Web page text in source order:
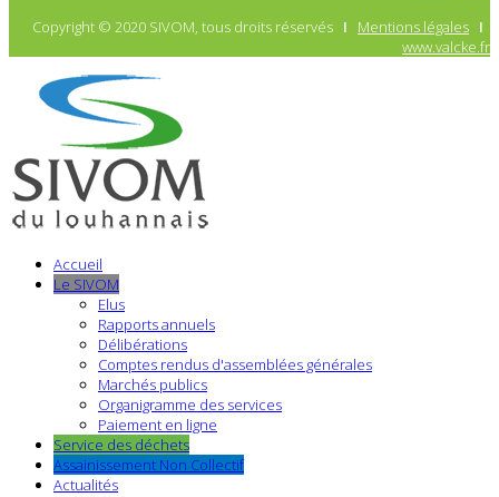
Copyright © 2020 SIVOM, tous droits réservés I Mentions légales I
www.valcke.fr
Accueil
Le SIVOM
Elus
Rapports annuels
Délibérations
Comptes rendus d'assemblées générales
Marchés publics
Organigramme des services
Paiement en ligne
Service des déchets
Assainissement Non Collectif
Actualités